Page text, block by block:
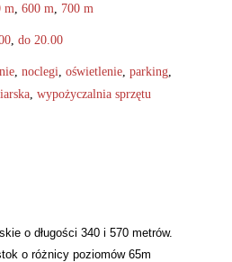
m 600 m 700 m
do 20.00
noclegi oświetlenie parking
wypożyczalnia sprzętu
o długości 340 i 570 metrów.
o różnicy poziomów 65m